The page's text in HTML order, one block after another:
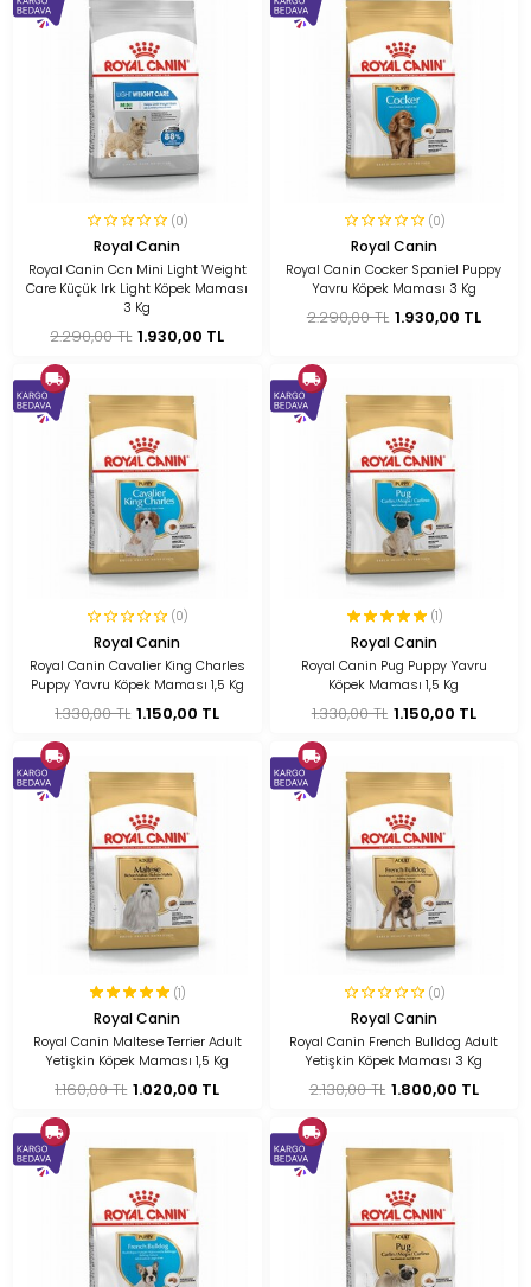
(0)
Royal Canin
Royal Canin Ccn Mini Light Weight
Care Küçük Irk Light Köpek Maması
3 Kg
2.290,00 TL 1.930,00 TL
(0)
Royal Canin
Royal Canin Cocker Spaniel Puppy
Yavru Köpek Maması 3 Kg
2.290,00 TL 1.930,00 TL
(0)
Royal Canin
Royal Canin Cavalier King Charles
Puppy Yavru Köpek Maması 1,5 Kg
1.330,00 TL 1.150,00 TL
(1)
Royal Canin
Royal Canin Pug Puppy Yavru
Köpek Maması 1,5 Kg
1.330,00 TL 1.150,00 TL
(1)
Royal Canin
Royal Canin Maltese Terrier Adult
Yetişkin Köpek Maması 1,5 Kg
1.160,00 TL 1.020,00 TL
(0)
Royal Canin
Royal Canin French Bulldog Adult
Yetişkin Köpek Maması 3 Kg
2.130,00 TL 1.800,00 TL